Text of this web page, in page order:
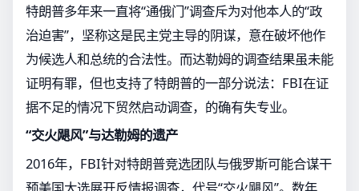
特朗普多年来一直将“通俄门”调查斥为对他本人的“政
治迫害”，坚称这是民主党主导的阴谋，意在破坏他作
为候选人和总统的合法性。而达勒姆的调查结果虽未能
证明有罪，但也支持了特朗普的一部分说法：FBI在证
据不足的情况下贸然启动调查，的确有失专业。
“交火飓风”与达勒姆的遗产
2016年，FBI针对特朗普竞选团队与俄罗斯可能合谋干